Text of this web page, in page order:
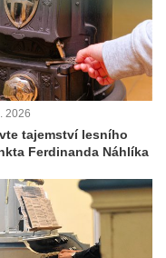
2026
tajemství lesního
Ferdinanda Náhlíka